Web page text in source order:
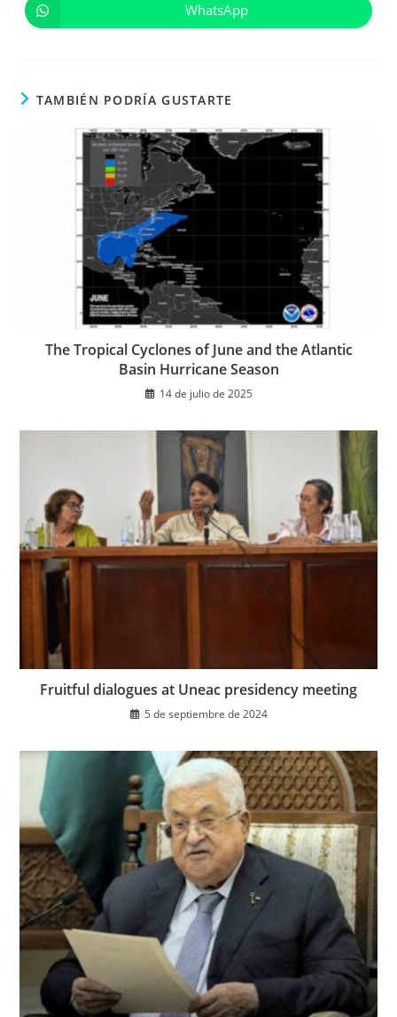
ventana ventana
Se
abre
WhatsApp
TAMBIÉN PODRÍA GUSTARTE
The Tropical Cyclones of June and the Atlantic
Basin Hurricane Season
14 de julio de 2025
Fruitful dialogues at Uneac presidency meeting
5 de septiembre de 2024